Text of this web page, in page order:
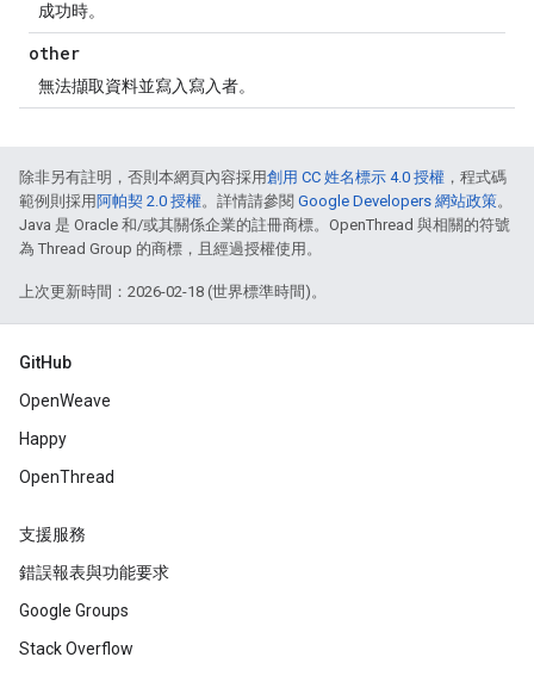
成功時。
other
無法擷取資料並寫入寫入者。
除非另有註明，否則本網頁內容採用創用 CC 姓名標示 4.0 授權 ，程式碼
範例則採用 阿帕契 2.0 授權。詳情請參閱 Google Developers 網站政策。
Java 是 Oracle 和/或其關係企業的註冊商標。OpenThread 與相關的符號
為 Thread Group 的商標，且經過授權使用。
上次更新時間：2026-02-18 (世界標準時間)。
GitHub
OpenWeave
Happy
OpenThread
支援服務
錯誤報表與功能要求
Google Groups
Stack Overflow